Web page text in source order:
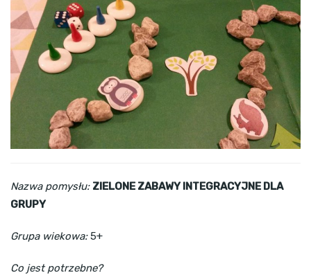
Nazwa pomysłu: ZIELONE ZABAWY INTEGRACYJNE DLA
GRUPY
Grupa wiekowa:5+
Co jest potrzebne?